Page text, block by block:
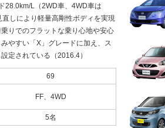
28.0km/L（2WD車、4WD車は
しにより軽量高剛性ボディを実現
りでのフラットな乗り心地や安心
やすい「X」グレードに加え、ス
定されている（2016.4）
69
FF、4WD
5名